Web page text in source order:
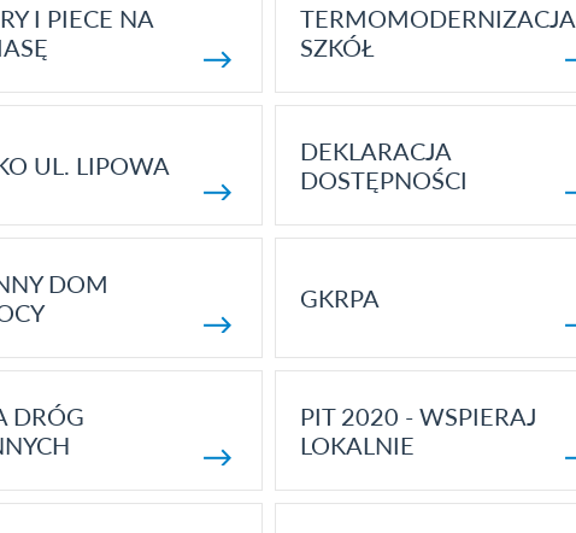
I PIECE NA
TERMOMODERNIZACJA
SZKÓŁ
UL. LIPOWA
DEKLARACJA
DOSTĘPNOŚCI
DOM
GKRPA
DRÓG
PIT 2020 - WSPIERAJ
LOKALNIE